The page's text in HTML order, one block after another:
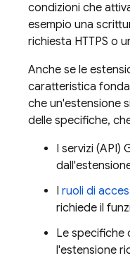
condizioni che
esempio una
richiesta HTTPS o
Anche se le
caratteristica
che un'estensione
delle specifiche,
I servizi (API)
I ruoli di
richiede il
Le specifiche
l'estensione